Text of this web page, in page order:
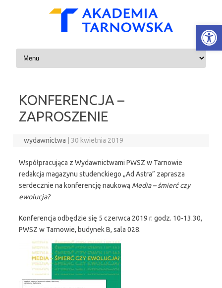
Skip to content
KONFERENCJA –
ZAPROSZENIE
wydawnictwa 30 kwietnia 2019
Współpracująca z Wydawnictwami PWSZ w Tarnowie
redakcja magazynu studenckiego „Ad Astra” zaprasza
serdecznie na konferencję naukową Media – śmierć czy
ewolucja?
Konferencja odbędzie się 5 czerwca 2019 r. godz. 10-13.30,
PWSZ w Tarnowie, budynek B, sala 028.